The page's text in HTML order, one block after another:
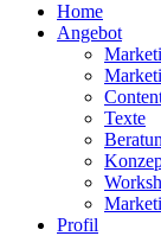
Home
Angebot
Texte
Profil